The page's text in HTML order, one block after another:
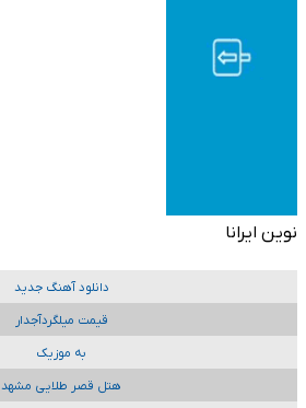
نوین ایرانا
دانلود آهنگ جدید
قیمت میلگردآجدار
به موزیک
هتل قصر طلایی مشهد